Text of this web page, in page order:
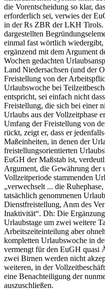
die Vorentscheidung so klar,
erforderlich sei, verwies der
in der Rs ZBR der LKH Tirols
dargestellten
einmal fast wörtlich
ergänzend mit dem Argument
Wochen gedachten
Land Niedersachsen (und der
Freistellung von der
Urlaubswoche bei
entspricht, sei einfach nicht
Freistellung, die sich bei einer
Urlaubs aus der Vollzeitphase
Umfang der Freistellung von
rückt, zeigt er, dass erjedenfalls
Maßeinheiten, in denen der
freistellungsorientierten
EuGH der Maßstab ist,
Argument, die Gewährung der
Vollzeitperiode stammenden
„verwechselt ... die
tatsächlich genommenen
Dienstfreistellung, Anm des
Inaktivität“. Dh: Die
Urlaubstage um zwei weitere
Arbeitszeiteinteilung aber
kompletten Urlaubswoche in
vermengt für den EuGH
zwei Birnen werden nicht
weiteren, in der
eine Benachteiligung der
auszuschließen.